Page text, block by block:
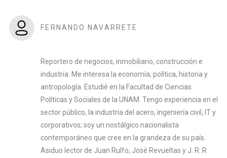
FERNANDO NAVARRETE
Reportero de negocios, inmobiliario, construcción e
industria. Me interesa la economía, política, historia y
antropología. Estudié en la Facultad de Ciencias
Políticas y Sociales de la UNAM. Tengo experiencia en el
sector público, la industria del acero, ingeniería civil, IT y
corporativos; soy un nostálgico nacionalista
contemporáneo que cree en la grandeza de su país.
Asiduo lector de Juan Rulfo, José Revueltas y J. R. R